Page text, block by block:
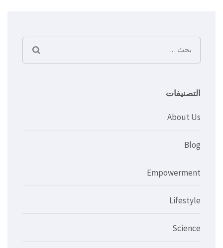
البحث
عن:
التصنيفات
About Us
Blog
Empowerment
Lifestyle
Science